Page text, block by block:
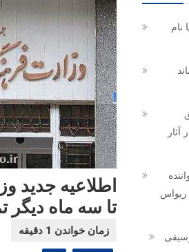
تا سه ماه دیگر
نام
ریواس